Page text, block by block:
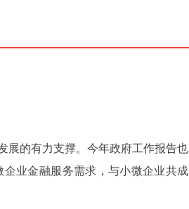
展的有力支撑。今年政府工作报告也
业金融服务需求，与小微企业共成